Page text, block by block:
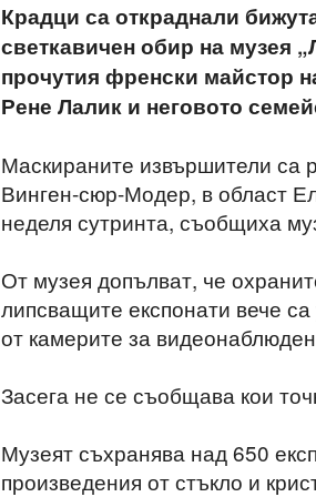
Крадци са откраднали
светкавичен обир на музея
прочутия френски майстор
Рене Лалик и неговото
Маскираните извършители са
Винген-сюр-Модер, в област
неделя сутринта, съобщиха
От музея допълват, че
липсващите експонати вече
от камерите за
Засега не се съобщава кои
Музеят съхранява над 650
произведения от стъкло и